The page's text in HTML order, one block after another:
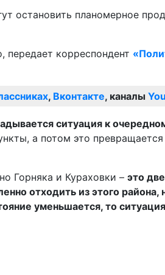
остановить планомерное
корреспондент
, Вконтакте, каналы
ситуация к
а потом это
Горняка и Кураховки – это
отходить из этого
уменьшается, то